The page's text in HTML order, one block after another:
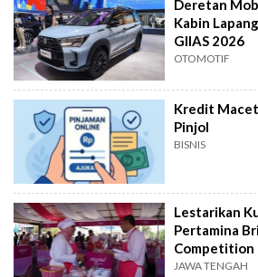
Deretan
Kabin
GIIAS 2026
OTOMOTIF
Kredit
Pinjol
BISNIS
Lestarikan
Pertamina
Competition
Baru
JAWA TENGAH